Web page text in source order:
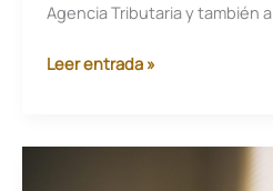
Agencia Tributaria y también a
Cuidado
campaña
Leer entrada »